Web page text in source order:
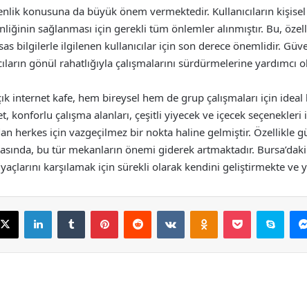
konusuna da büyük önem vermektedir. Kullanıcıların
sağlanması için gerekli tüm önlemler alınmıştır. Bu,
bilgilerle ilgilenen kullanıcılar için son derece önemlidir.
gönül rahatlığıyla çalışmalarını sürdürmelerine yardımcı
internet kafe, hem bireysel hem de grup çalışmaları için
konforlu çalışma alanları, çeşitli yiyecek ve içecek
herkes için vazgeçilmez bir nokta haline gelmiştir. Özellikle
bu tür mekanların önemi giderek artmaktadır.
karşılamak için sürekli olarak kendini geliştirmekte ve
X LinkedInTumblr PinterestReddit VKontakteOdnoklassniki
Pocket